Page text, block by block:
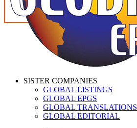
SISTER COMPANIES
GLOBAL LISTINGS
GLOBAL EPGS
GLOBAL TRANSLATIONS
GLOBAL EDITORIAL